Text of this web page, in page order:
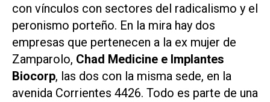
con vínculos con sectores del radicalismo y el
peronismo porteño. En la mira hay dos
empresas que pertenecen a la ex mujer de
Zamparolo, Chad Medicine e Implantes
Biocorp, las dos con la misma sede, en la
avenida Corrientes 4426. Todo es parte de una